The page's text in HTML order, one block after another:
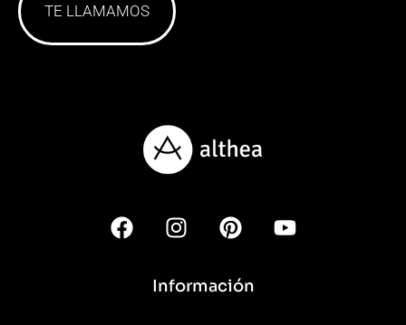
TE LLAMAMOS
Información